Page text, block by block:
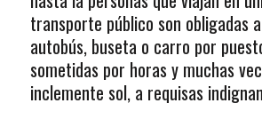
transporte público son obligadas
autobús, buseta o carro por
sometidas por horas y muchas
inclemente sol, a requisas